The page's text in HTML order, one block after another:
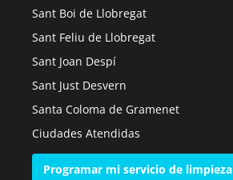
Sant Boi de Llobregat
Sant Feliu de Llobregat
Sant Joan Despí
Sant Just Desvern
Santa Coloma de Gramenet
Ciudades Atendidas
Programar mi servicio de limpieza